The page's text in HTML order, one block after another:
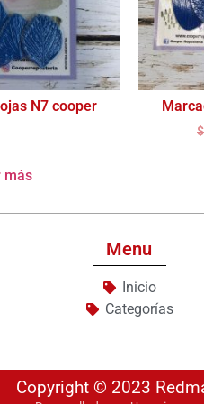
N7 cooper
más
$
Menu
Inicio
Categorías
Copyright © 2023